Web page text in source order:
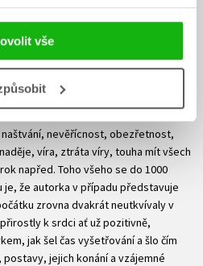
vše
6 minisérií ztvárněné BBC pod
očekávat, že i tento sedmý díl bude
Nemohla jsem si odpustit vidět hlavní
nijak mi to vyloženě nevadilo.
pustí do příběhu sekty, vymývání
jak jinak, hrubě za hranice
nevěřícnost, obezřetnost,
víra, ztráta víry, touha mít všech
napřed. Toho všeho se do 1000
že autorka v případu představuje
zrovna dvakrát neutkvívaly v
k srdci ať už pozitivně,
jak šel čas vyšetřování a šlo čím
jejich konání a vzájemné